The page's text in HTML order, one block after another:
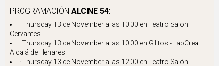
PROGRAMACIÓN ALCINE 54:
· Thursday 13 de November a las 10:00 en Teatro Salón
Cervantes
· Thursday 13 de November a las 10:00 en Gilitos - LabCrea
Alcalá de Henares
· Thursday 13 de November a las 12:00 en Teatro Salón